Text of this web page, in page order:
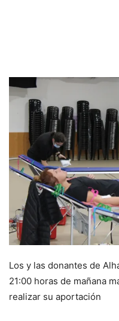
Los y las donantes de
21:00 horas de mañana
realizar su aportación